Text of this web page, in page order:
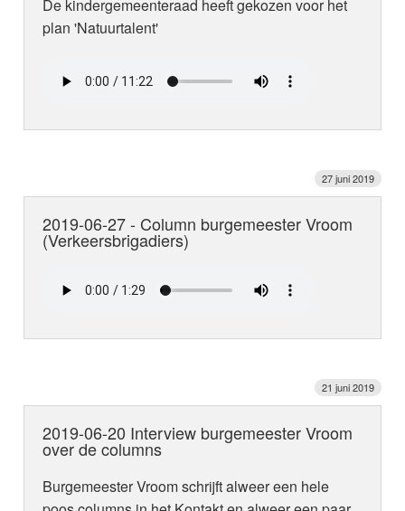
De kindergemeenteraad heeft gekozen voor het
plan 'Natuurtalent'
27 juni 2019
2019-06-27 - Column burgemeester Vroom
(Verkeersbrigadiers)
21 juni 2019
2019-06-20 Interview burgemeester Vroom
over de columns
Burgemeester Vroom schrijft alweer een hele